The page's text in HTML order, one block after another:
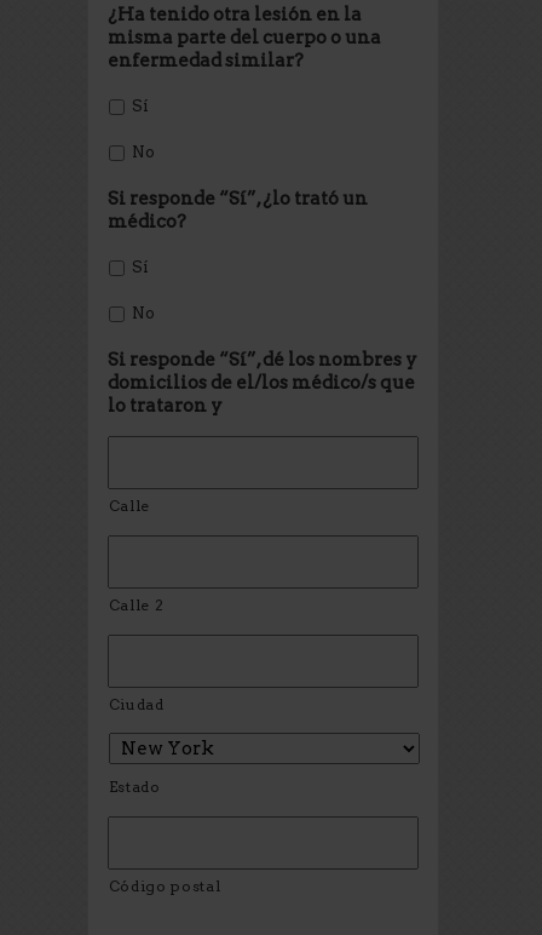
¿Ha tenido otra lesión en la
misma parte del cuerpo o una
enfermedad similar?
Sí
No
Si responde “Sí”, ¿lo trató un
médico?
Sí
No
Si responde “Sí”, dé los nombres y
domicilios de el/los médico/s que
lo trataron y
Calle
Calle 2
Ciudad
Estado
Código postal